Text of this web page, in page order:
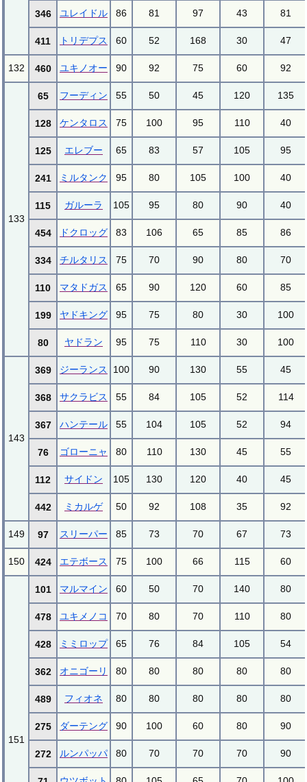
346 ユレイドル 86 81 97 43 81
411 トリデプス 60 52 168 30 47
132 460 ユキノオー 90 92 75 60 92
133
65 フーディン 55 50 45 120 135
128 ケンタロス 75 100 95 110 40
125 エレブー 65 83 57 105 95
241 ミルタンク 95 80 105 100 40
115 ガルーラ 105 95 80 90 40
454 ドクロッグ 83 106 65 85 86
334 チルタリス 75 70 90 80 70
110 マタドガス 65 90 120 60 85
199 ヤドキング 95 75 80 30 100
80 ヤドラン 95 75 110 30 100
143
369 ジーランス 100 90 130 55 45
368 サクラビス 55 84 105 52 114
367 ハンテール 55 104 105 52 94
76 ゴローニャ 80 110 130 45 55
112 サイドン 105 130 120 40 45
442 ミカルゲ 50 92 108 35 92
149 97 スリーパー 85 73 70 67 73
150 424 エテボース 75 100 66 115 60
151
101 マルマイン 60 50 70 140 80
478 ユキメノコ 70 80 70 110 80
428 ミミロップ 65 76 84 105 54
362 オニゴーリ 80 80 80 80 80
489 フィオネ 80 80 80 80 80
275 ダーテング 90 100 60 80 90
272 ルンパッパ 80 70 70 70 90